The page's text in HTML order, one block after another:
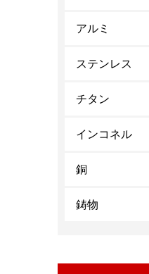
アルミ
ステンレス
チタン
インコネル
銅
鋳物